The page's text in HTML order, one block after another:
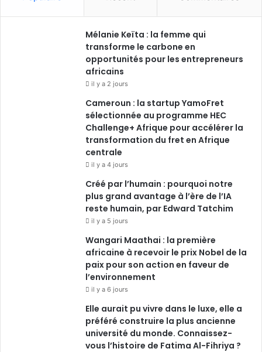
b
o
o
k
e
d
n
u
b
a
g
a
m
Mélanie Keïta : la femme qui
transforme le carbone en
opportunités pour les entrepreneurs
africains
il y a 2 jours
Cameroun : la startup YamoFret
sélectionnée au programme HEC
Challenge+ Afrique pour accélérer la
transformation du fret en Afrique
centrale
il y a 4 jours
Créé par l’humain : pourquoi notre
plus grand avantage à l’ère de l’IA
reste humain, par Edward Tatchim
il y a 5 jours
Wangari Maathai : la première
africaine à recevoir le prix Nobel de la
paix pour son action en faveur de
l’environnement
il y a 6 jours
Elle aurait pu vivre dans le luxe, elle a
préféré construire la plus ancienne
université du monde. Connaissez-
vous l’histoire de Fatima Al-Fihriya ?